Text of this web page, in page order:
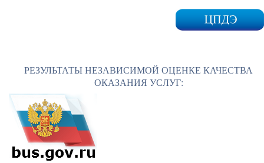
РЕЗУЛЬТАТЫ НЕЗАВИСИМОЙ ОЦЕНКЕ КАЧЕСТВА
ОКАЗАНИЯ УСЛУГ: